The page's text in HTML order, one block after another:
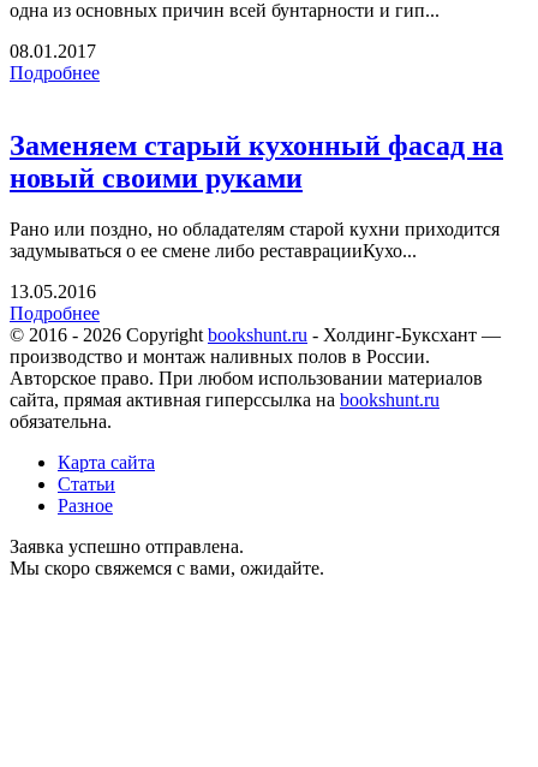
одна из основных причин всей бунтарности и гип...
08.01.2017
Подробнее
Заменяем старый кухонный фасад на
новый своими руками
Рано или поздно, но обладателям старой кухни приходится
задумываться о ее смене либо реставрацииКухо...
13.05.2016
Подробнее
© 2016 - 2026 Copyright bookshunt.ru - Холдинг-Буксхант —
производство и монтаж наливных полов в России.
Авторское право. При любом использовании материалов
сайта, прямая активная гиперссылка на bookshunt.ru
обязательна.
Карта сайта
Статьи
Разное
Заявка успешно отправлена.
Мы скоро свяжемся с вами, ожидайте.